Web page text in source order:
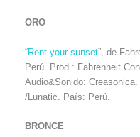
ORO
“Rent your sunset”, de
Perú. Prod.: Fahrenheit
Audio&Sonido:
/Lunatic. País: Perú.
BRONCE